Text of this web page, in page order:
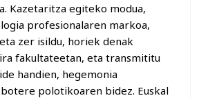
Kazetaritza egiteko modua,
profesionalaren markoa,
zer isildu, horiek denak
fakultateetan, eta transmititu
handien, hegemonia
polotikoaren bidez. Euskal